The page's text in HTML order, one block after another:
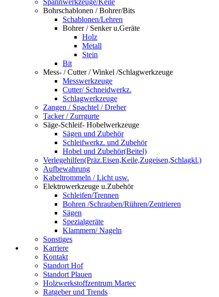
Spannwerkzeuge/Keile
Bohrschablonen / Bohrer/Bits
Schablonen/Lehren
Bohrer / Senker u.Geräte
Holz
Metall
Stein
Bit
Mess- / Cutter / Winkel /Schlagwerkzeuge
Messwerkzeuge
Cutter/ Schneidwerkz.
Schlagwerkzeuge
Zangen / Spachtel / Dreher
Tacker / Zurrgurte
Säge-Schleif- Hobelwerkzeuge
Sägen und Zubehör
Schleifwerkz. und Zubehör
Hobel und Zubehör(Beitel)
Verlegehilfen(Präz.Eisen,Keile,Zugeisen,Schlagkl.)
Aufbewahrung
Kabeltrommeln / Licht usw.
Elektrowerkzeuge u.Zubehör
Schleifen/Trennen
Bohren /Schrauben/Rühren/Zentrieren
Sägen
Spezialgeräte
Klammern/ Nageln
Sonstiges
Karriere
Kontakt
Standort Hof
Standort Plauen
Holzwerkstoffzentrum Martec
Ratgeber und Trends